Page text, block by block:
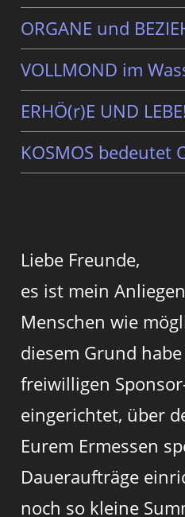
ORGANE und
VOLLMOND im
ERHÖ(r)E UND
KOSMOS bedeutet
Liebe Freunde,
es ist mein
Menschen wie
diesem Grund
freiwilligen
eingerichtet, über
Eurem Ermessen
Daueraufträge
noch so kleine